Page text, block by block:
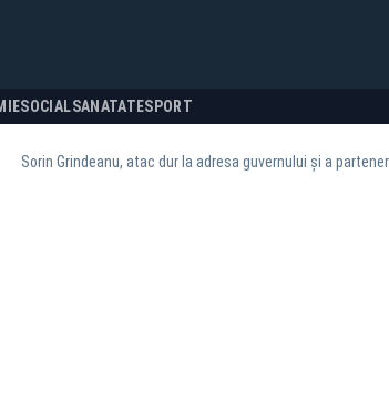
SOCIALSANATATESPORT
Sorin Grindeanu, atac dur la adresa guvernului și a